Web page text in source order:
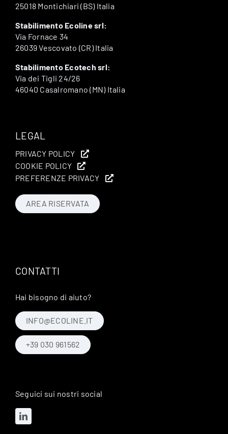
25018 Montichiari (BS) Italia
Stabilimento Ecoline srl:
Via Fornace 34
26039 Vescovato (CR) Italia
Stabilimento Ecotech srl:
Via dei Tigli 24/26
46040 Casalromano (MN) Italia
LEGAL
PRIVACY POLICY
COOKIE POLICY
PREFERENZE PRIVACY
AREA RISERVATA
CONTATTI
Hai bisogno di aiuto?
INFO@ECOLINE.IT
+39 030 961562
Seguici sui nostri social